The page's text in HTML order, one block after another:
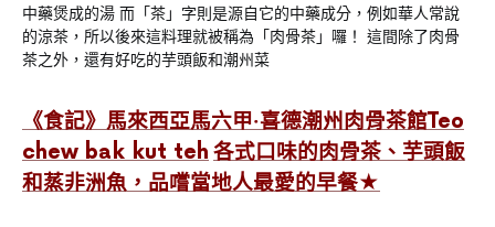
中藥煲成的湯 而「茶」字則是源自它的中藥成分，例如華人常說
的涼茶，所以後來這料理就被稱為「肉骨茶」囉！ 這間除了肉骨
茶之外，還有好吃的芋頭飯和潮州菜
《食記》馬來西亞馬六甲‧喜德潮州肉骨茶館Teo
chew bak kut teh 各式口味的肉骨茶、芋頭飯
和蒸非洲魚，品嚐當地人最愛的早餐★